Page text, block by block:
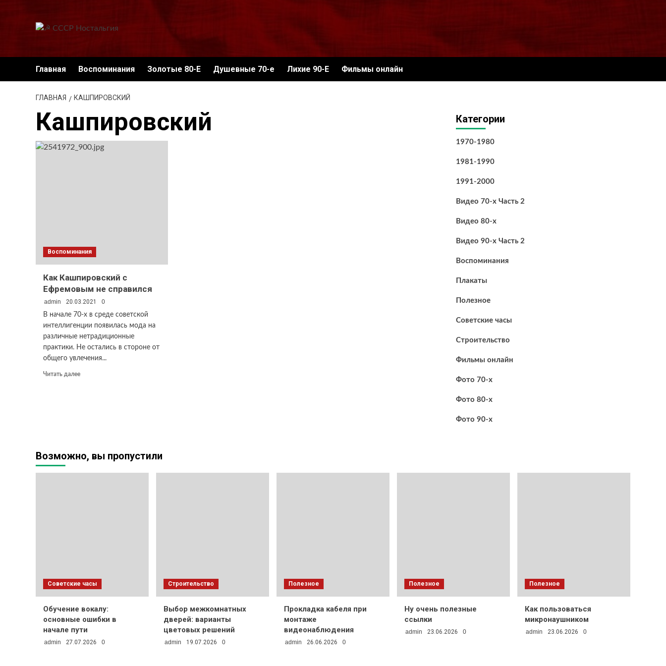
содержимому
Главная Воспоминания Золотые 80-Е Душевные 70-е Лихие 90-Е Фильмы онлайн
ГЛАВНАЯ КАШПИРОВСКИЙ
Кашпировский
Воспоминания
Как Кашпировский с
Ефремовым не справился
admin 20.03.2021
0
В начале 70-х в среде советской
интеллигенции появилась мода на
различные нетрадиционные
практики. Не остались в стороне от
общего увлечения...
Читать далееПрочитать
Категории
1970-1980
1981-1990
1991-2000
Видео 70-х Часть 2
Видео 80-х
Видео 90-х Часть 2
Воспоминания
Плакаты
Полезное
Советские часы
Строительство
Фильмы онлайн
Фото 70-х
Фото 80-х
Фото 90-х
Возможно, вы пропустили
Советские часы
Обучение вокалу:
основные ошибки в
начале пути
admin 27.07.2026 0
Строительство
Выбор межкомнатных
дверей: варианты
цветовых решений
admin 19.07.2026 0
Полезное
Прокладка кабеля при
монтаже
видеонаблюдения
admin 26.06.2026 0
Полезное
Ну очень полезные
ссылки
admin 23.06.2026 0
Полезное
Как пользоваться
микронаушником
admin 23.06.2026 0